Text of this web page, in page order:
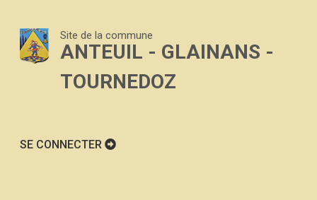
Site de la commune
ANTEUIL - GLAINANS -
TOURNEDOZ
SE CONNECTER